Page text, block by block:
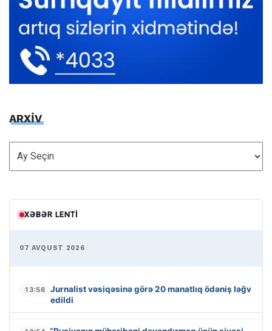
ARXİV
ARXİV
XƏBƏR LENTI
07 AVQUST 2026
13:56
Jurnalist vəsiqəsinə görə 20 manatlıq ödəniş ləğv
edildi